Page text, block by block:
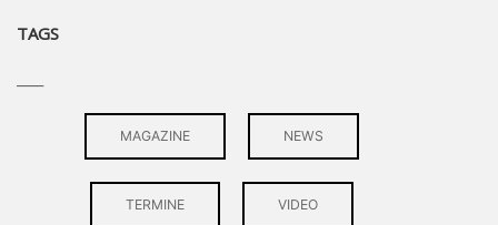
TAGS
MAGAZINE NEWS
TERMINE VIDEO